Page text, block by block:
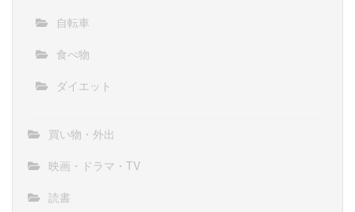
自転車
食べ物
ダイエット
買い物・外出
映画・ドラマ・TV
読書